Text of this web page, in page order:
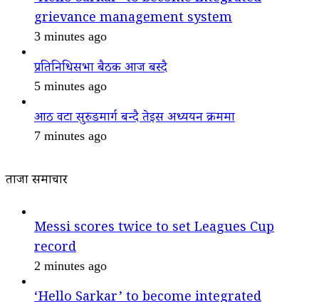
grievance management system
3 minutes ago
प्रतिनिधिसभा बैठक आज बस्दै
5 minutes ago
आठ वटा सुरुङमार्ग बन्दै तेइस अध्ययन क्रममा
7 minutes ago
ताजा समाचार
Messi scores twice to set Leagues Cup
record
2 minutes ago